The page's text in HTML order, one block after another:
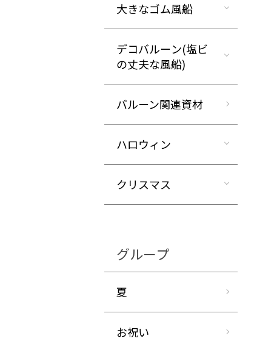
大きなゴム風船
デコバルーン(塩ビ
の丈夫な風船)
バルーン関連資材
ハロウィン
クリスマス
グループ
夏
お祝い